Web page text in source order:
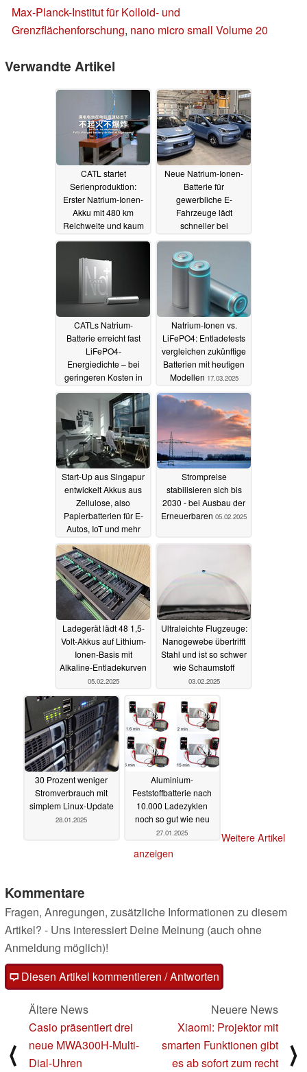
Max-Planck-Institut für Kolloid- und
Grenzflächenforschung, nano micro small Volume 20
Verwandte Artikel
CATL startet
Serienproduktion:
Erster Natrium-Ionen-
Akku mit 480 km
Reichweite und kaum
Leistungsverlust
Neue Natrium-Ionen-
Batterie für
gewerbliche E-
Fahrzeuge lädt
schneller bei
Energiedichte auf
LiFePO4-Niveau
30.03.2025
CATLs Natrium-
Batterie erreicht fast
LiFePO4-
Energiedichte – bei
geringeren Kosten in
Massenproduktion
21.03.2025
Natrium-Ionen vs.
LiFePO4: Entladetests
vergleichen zukünftige
Batterien mit heutigen
Modellen 17.03.2025
Start-Up aus Singapur
entwickelt Akkus aus
Zellulose, also
Papierbatterien für E-
Autos, IoT und mehr
26.02.2025
Strompreise
stabilisieren sich bis
2030 - bei Ausbau der
Erneuerbaren 05.02.2025
Ladegerät lädt 48 1,5-
Volt-Akkus auf Lithium-
Ionen-Basis mit
Alkaline-Entladekurven
05.02.2025
Ultraleichte Flugzeuge:
Nanogewebe übertrifft
Stahl und ist so schwer
wie Schaumstoff
03.02.2025
30 Prozent weniger
Stromverbrauch mit
simplem Linux-Update
28.01.2025
Aluminium-
Feststoffbatterie nach
10.000 Ladezyklen
noch so gut wie neu
27.01.2025
Weitere Artikel
anzeigen
Kommentare
Fragen, Anregungen, zusätzliche Informationen zu diesem
Artikel? - Uns interessiert Deine Meinung (auch ohne
Anmeldung möglich)!
Diesen Artikel kommentieren / Antworten
⟨
Ältere News
Casio präsentiert drei
neue MWA300H-Multi-
Dial-Uhren
Neuere News
Xiaomi: Projektor mit
smarten Funktionen gibt
es ab sofort zum recht
⟩